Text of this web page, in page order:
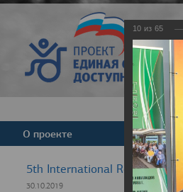
О проекте Команда
5th International Rezept-
30.10.2019
10 из 65